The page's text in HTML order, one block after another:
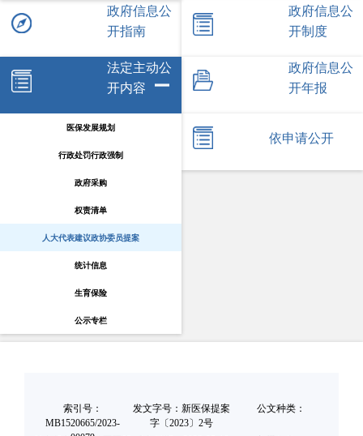
政府信息公
开指南
政府信息公
开制度
法定主动公
开内容
医保发展规划
行政处罚行政强制
政府采购
权责清单
人大代表建议政协委员提案
统计信息
生育保险
公示专栏
政府信息公
开年报
依申请公开
索引号：
MB1520665/2023-
发文字号：新医保提案
字〔2023〕2号
公文种类：